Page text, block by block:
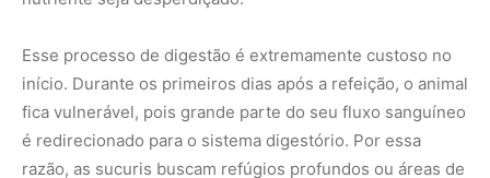
Esse processo de digestão é extremamente custoso no
início. Durante os primeiros dias após a refeição, o animal
fica vulnerável, pois grande parte do seu fluxo sanguíneo
é redirecionado para o sistema digestório. Por essa
razão, as sucuris buscam refúgios profundos ou áreas de